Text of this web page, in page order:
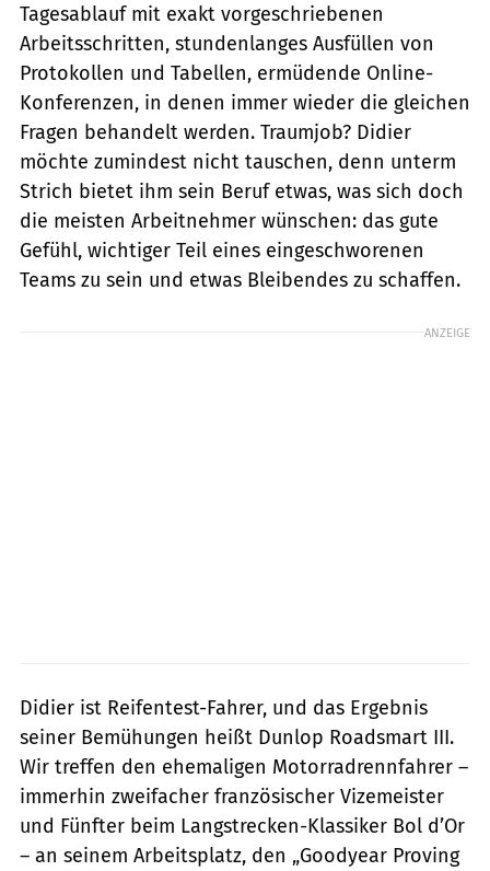
Tagesablauf mit exakt vorgeschriebenen
Arbeitsschritten, stundenlanges Ausfüllen von
Protokollen und Tabellen, ermüdende Online-
Konferenzen, in denen immer wieder die gleichen
Fragen behandelt werden. Traumjob? Didier
möchte zumindest nicht tauschen, denn unterm
Strich bietet ihm sein Beruf etwas, was sich doch
die meisten Arbeitnehmer wünschen: das gute
Gefühl, wichtiger Teil eines eingeschworenen
Teams zu sein und etwas Bleibendes zu schaffen.
ANZEIGE
Didier ist Reifentest-Fahrer, und das Ergebnis
seiner Bemühungen heißt Dunlop Roadsmart III.
Wir treffen den ehemaligen Motorradrennfahrer –
immerhin zweifacher französischer Vizemeister
und Fünfter beim Langstrecken-Klassiker Bol d’Or
– an seinem Arbeitsplatz, den „Goodyear Proving